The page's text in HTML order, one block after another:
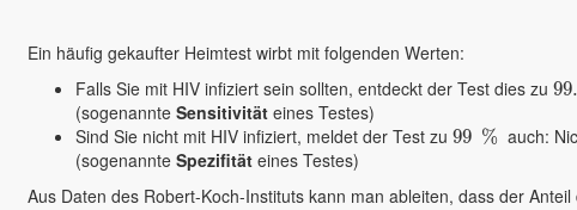
Ein häufig gekaufter Heimtest wirbt mit folgenden Werten:
Falls Sie mit HIV infiziert sein sollten, entdeckt der Test dies zu
(sogenannte Sensitivität eines Testes)
Sind Sie nicht mit HIV infiziert, meldet der Test zu 99 %
99 %
auch:
(sogenannte Spezifität eines Testes)
Aus Daten des Robert-Koch-Instituts kann man ableiten, dass der